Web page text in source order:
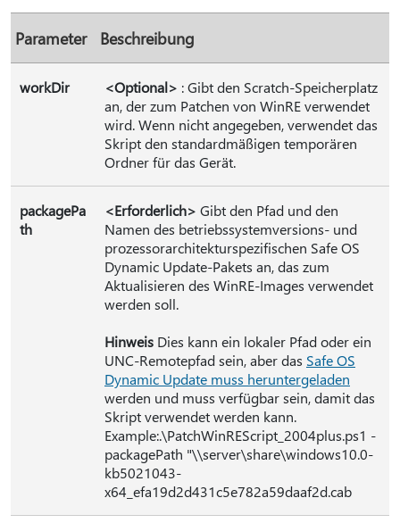
Parameter Beschreibung
workDir <Optional> : Gibt den Scratch-Speicherplatz
an, der zum Patchen von WinRE verwendet
wird. Wenn nicht angegeben, verwendet das
Skript den standardmäßigen temporären
Ordner für das Gerät.
packagePa
th
<Erforderlich> Gibt den Pfad und den
Namen des betriebssystemversions- und
prozessorarchitekturspezifischen Safe OS
Dynamic Update-Pakets an, das zum
Aktualisieren des WinRE-Images verwendet
werden soll.
Hinweis Dies kann ein lokaler Pfad oder ein
UNC-Remotepfad sein, aber das Safe OS
Dynamic Update muss heruntergeladen
werden und muss verfügbar sein, damit das
Skript verwendet werden kann.
Example:.\PatchWinREScript_2004plus.ps1 -
packagePath "\\server\share\windows10.0-
kb5021043-
x64_efa19d2d431c5e782a59daaf2d.cab